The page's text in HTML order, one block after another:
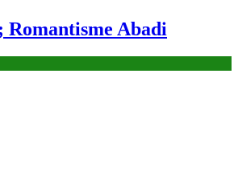
Romantisme Abadi